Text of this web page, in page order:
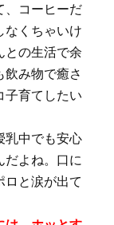
、コーヒーだ
なくちゃいけ
の生活で余
飲み物で癒さ
子育てしたい
乳中でも安心
だよね。口に
ロと涙が出て